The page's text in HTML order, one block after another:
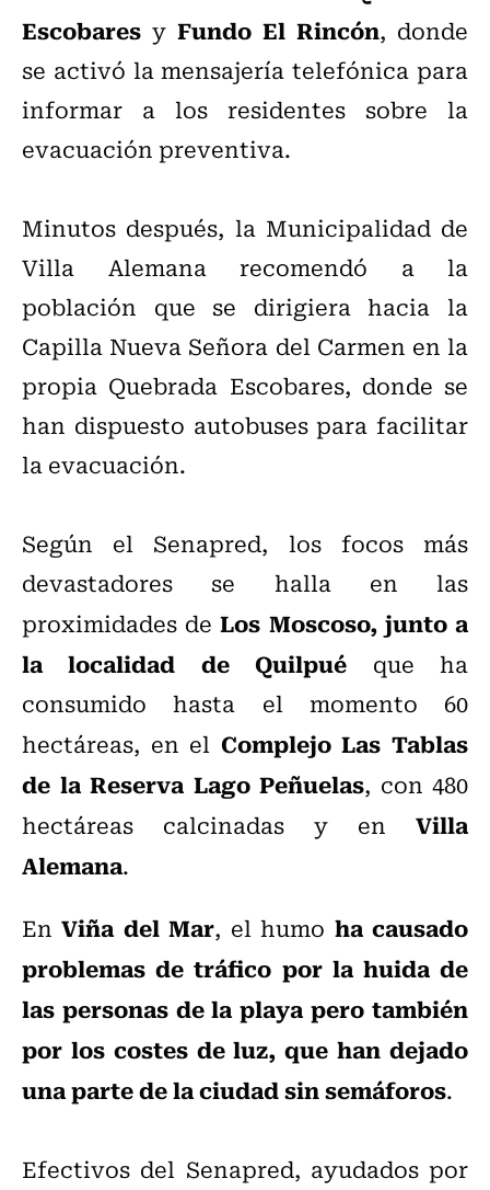
Escobares y Fundo El Rincón, donde
se activó la mensajería telefónica para
informar a los residentes sobre la
evacuación preventiva.
Minutos después, la Municipalidad de
Villa Alemana recomendó a la
población que se dirigiera hacia la
Capilla Nueva Señora del Carmen en la
propia Quebrada Escobares, donde se
han dispuesto autobuses para facilitar
la evacuación.
Según el Senapred, los focos más
devastadores se halla en las
proximidades deLos Moscoso, junto a
la localidad de Quilpué que ha
consumido hasta el momento 60
hectáreas, en el Complejo Las Tablas
de la Reserva Lago Peñuelas, con 480
hectáreas calcinadas y en Villa
Alemana.
EnViña del Mar, el humo ha causado
problemas de tráfico por la huida de
las personas de la playa pero también
por los costes de luz, que han dejado
una parte de la ciudad sin semáforos.
Efectivos del Senapred, ayudados por